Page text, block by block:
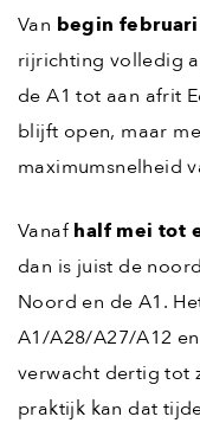
Van begin
rijrichting volledig
de A1 tot aan afrit
blijft open, maar
maximumsnelheid
Vanafhalf mei tot
dan is juist de
Noord en de A1.
A1/A28/A27/A12
verwacht dertig tot
praktijk kan dat